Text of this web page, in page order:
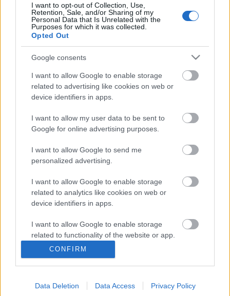
I want to opt-out of Collection, Use,
Retention, Sale, and/or Sharing of my
Personal Data that Is Unrelated with the
Purposes for which it was collected.
Opted Out
Google consents
I want to allow Google to enable storage
related to advertising like cookies on web or
device identifiers in apps.
I want to allow my user data to be sent to
Google for online advertising purposes.
I want to allow Google to send me
personalized advertising.
I want to allow Google to enable storage
related to analytics like cookies on web or
device identifiers in apps.
I want to allow Google to enable storage
related to functionality of the website or app.
I want to allow Google to enable storage
related to personalization.
I want to allow Google to enable storage
CONFIRM
Data Deletion Data Access Privacy Policy
Az író megjegyezte: örömmel hallotta, hogy a
Pannon Várszínház színészei nagy kedvvel próbálták
a darabot, mert ez előre jelzi, hogy a közönség sem
fog csalódni benne. Az Óriás nyomában című zenés
mesejátékot
Vándorfi László
rendezésébenjanuár 7-én
10 és 15 órakor mutatja
be a teátrum a veszprémi Hangvillában.
Forrás: MTI
Ajánlott bejegyzések:
Augusztusban jön az év legvidámabb
hete